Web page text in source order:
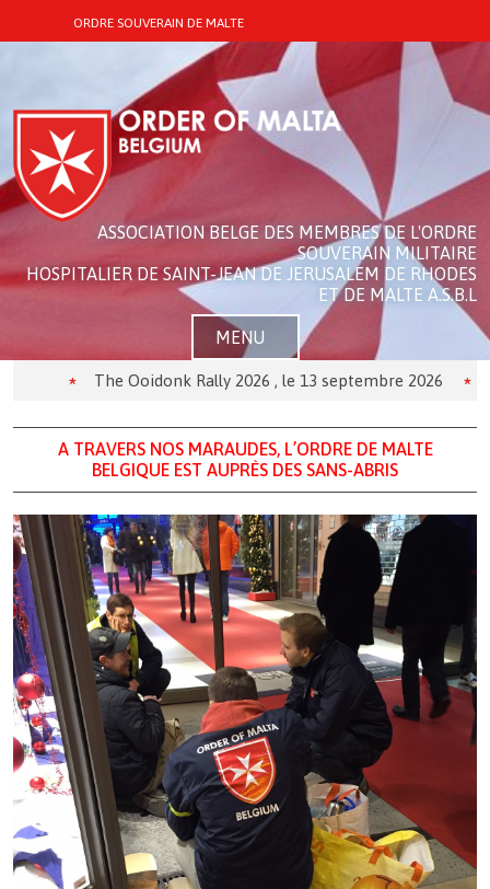
ORDRE SOUVERAIN DE MALTE
ASSOCIATION BELGE DES MEMBRES DE L'ORDRE
SOUVERAIN MILITAIRE
HOSPITALIER DE SAINT-JEAN DE JERUSALEM DE RHODES
ET DE MALTE A.S.B.L
MENU
The Ooidonk Rally 2026 , le 13 septembre 2026
A TRAVERS NOS MARAUDES, L’ORDRE DE MALTE
BELGIQUE EST AUPRÈS DES SANS-ABRIS